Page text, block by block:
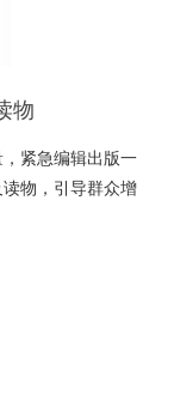
物
紧急编辑出版一
物，引导群众增